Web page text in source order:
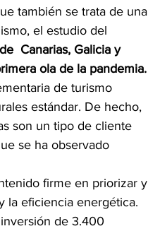
también se trata de una
el estudio del
Canarias, Galicia y
ola de la pandemia.
de turismo
estándar. De hecho,
son un tipo de cliente
se ha observado
firme en priorizar y
la eficiencia energética.
de 3.400